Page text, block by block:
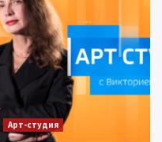
Арт-студия